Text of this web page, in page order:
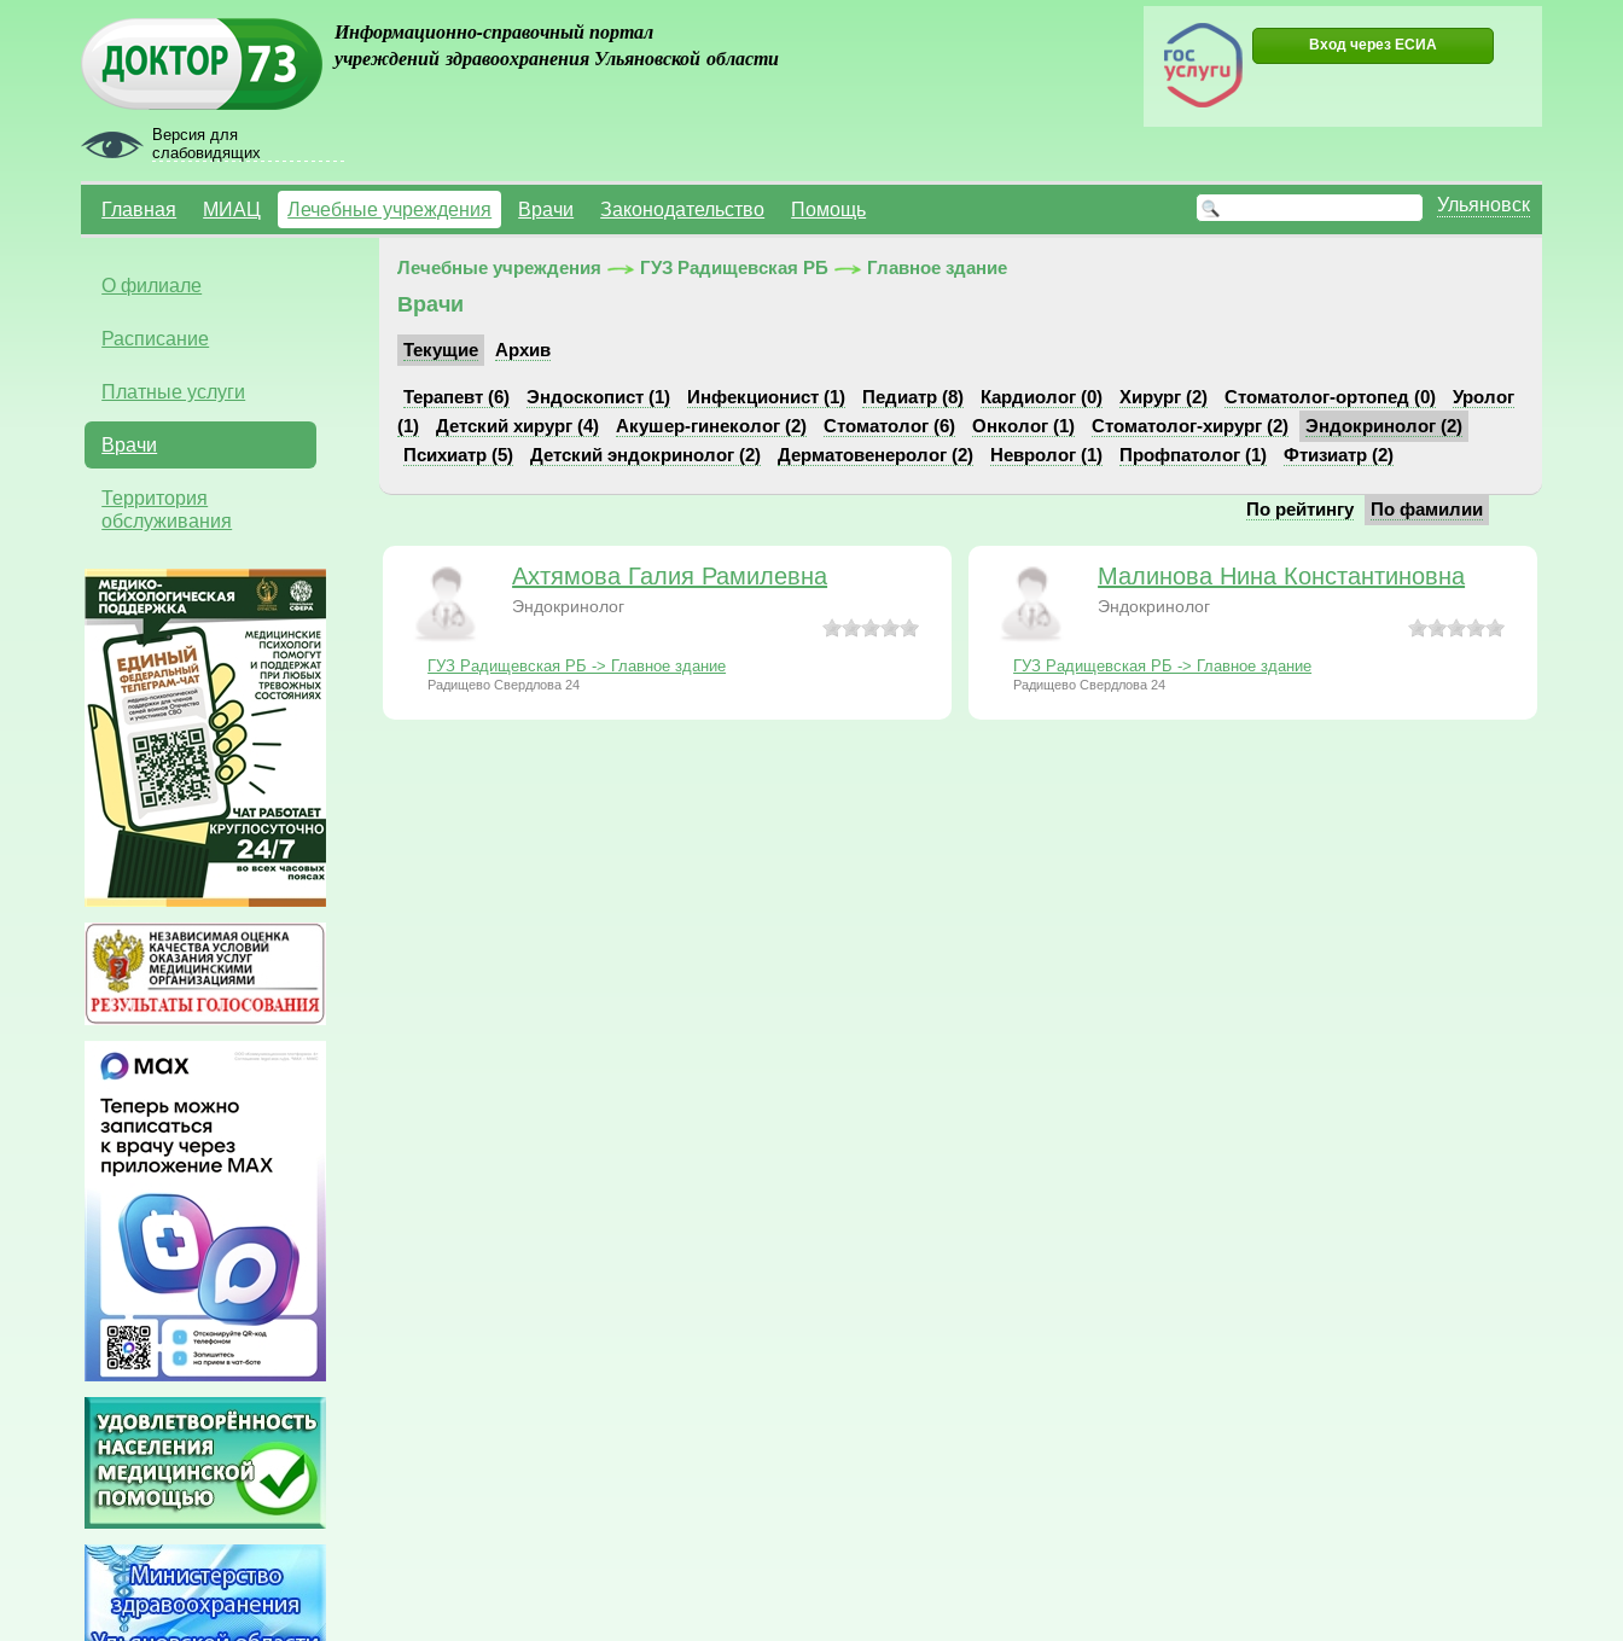
Версия для
слабовидящих
Информационно-справочный портал
учреждений здравоохранения Ульяновской области
Вход через ЕСИА
Ульяновск
Главная МИАЦ Лечебные учреждения Врачи Законодательство Помощь
О филиале
Расписание
Платные услуги
Врачи
Территория
обслуживания
Лечебные учреждения ГУЗ Радищевская РБ Главное здание
Врачи
Текущие Архив
Терапевт (6) Эндоскопист (1) Инфекционист (1) Педиатр (8) Кардиолог (0) Хирург (2) Стоматолог-ортопед (0)
Уролог
(1)
Детский хирург (4) Акушер-гинеколог (2) Стоматолог (6) Онколог (1) Стоматолог-хирург (2)
Эндокринолог (2)
Психиатр (5)
Детский эндокринолог (2) Дерматовенеролог (2) Невролог (1) Профпатолог (1) Фтизиатр (2)
По рейтингу По фамилии
Ахтямова Галия Рамилевна
Эндокринолог
ГУЗ Радищевская РБ -> Главное здание
Радищево Свердлова 24
Малинова Нина Константиновна
Эндокринолог
ГУЗ Радищевская РБ -> Главное здание
Радищево Свердлова 24